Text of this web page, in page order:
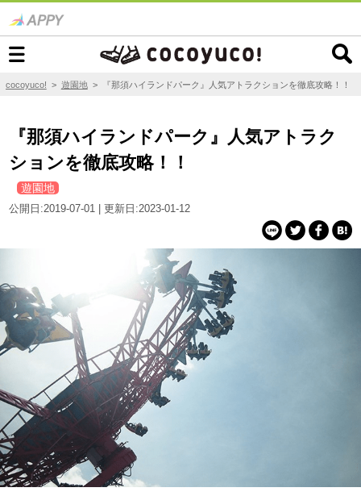
cocoyuco! > 遊園地> 『那須ハイランドパーク』人気アトラクションを徹底攻略！！
『那須ハイランドパーク』人気アトラク
ションを徹底攻略！！
遊園地
公開日:2019-07-01 | 更新日:2023-01-12